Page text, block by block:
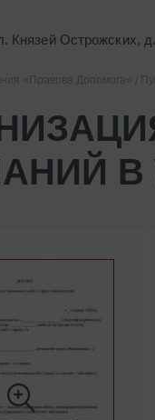
Князей Острожских,
В